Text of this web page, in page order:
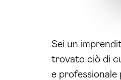
Sei un
trovato ciò di
e professionale